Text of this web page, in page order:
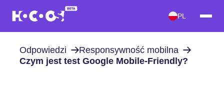
PL
Odpowiedzi
Responsywność mobilna
Czym jest test Google Mobile-Friendly?